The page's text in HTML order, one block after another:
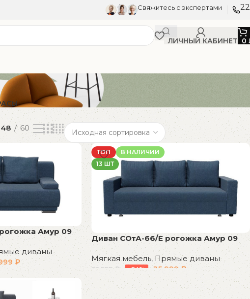
Свяжитесь с экспертами
ЛИЧНЫЙ КАБИНЕТ 0
48 60
Амур 09
диваны
₽
ТОП
В НАЛИЧИИ
13 ШТ
Диван СОтА-66/Е рогожка Амур 09
Мягкая мебель, Прямые диваны
33 999 ₽ -24% 25 999 ₽
В корзину